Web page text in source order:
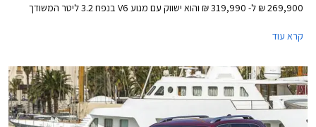
269,900 ₪ ל- 319,990 ₪ והוא ישווק עם מנוע V6 בנפח 3.2 ליטר המשודך
קרא עוד